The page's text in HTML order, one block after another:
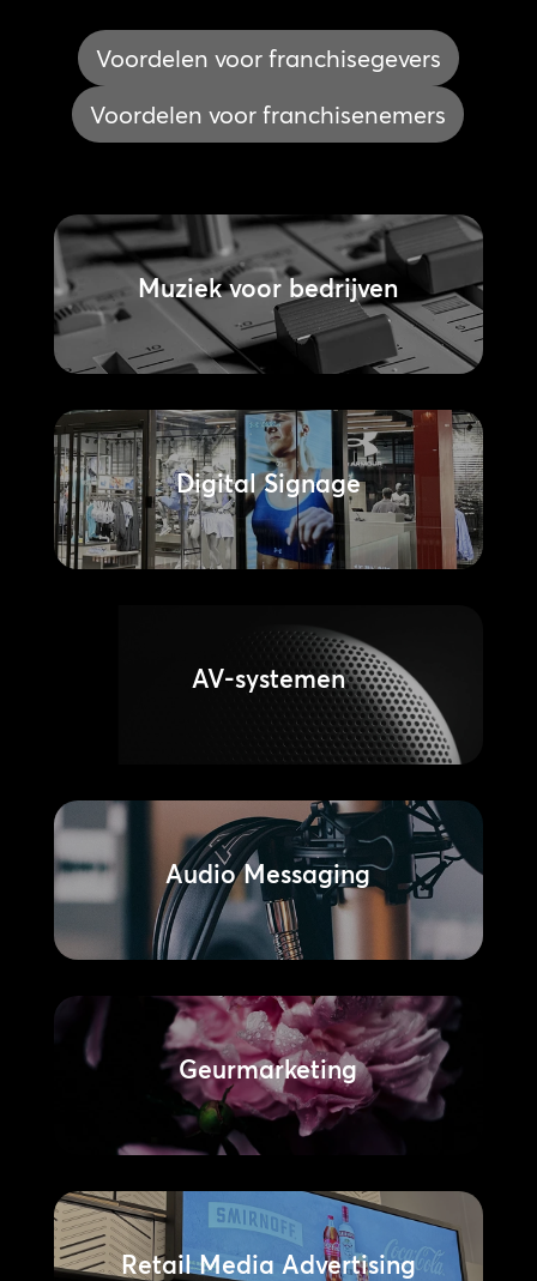
Voordelen voor franchisegevers
Voordelen voor franchisenemers
Muziek voor bedrijven
Digital Signage
AV-systemen
Audio Messaging
Geurmarketing
Retail Media Advertising